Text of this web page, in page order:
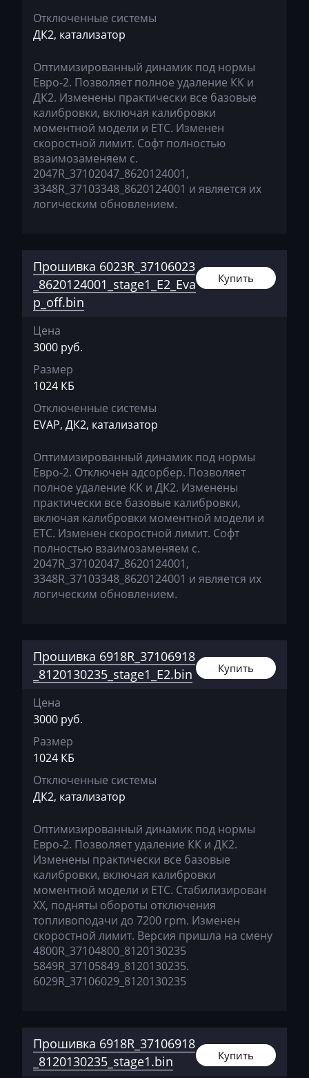
Farmtrac
FAW
Fendt
Fiat
Ford
Foton
Freightliner
Geely
Gehl
Genie
Genset
GMC
Great Wall
Grove
Groz
Hafei
Haima
Hamm
Hatz
Haval
Higer
Hitachi
Honda
Howo
Huanghai
Hummer
Hyster
Hyundai
Infiniti
International
Iran Khodro
Jac
Отключенные системы
ДК2, катализатор
Оптимизированный динамик под нормы
Евро-2. Позволяет полное удаление КК и
ДК2. Изменены практически все базовые
калибровки, включая калибровки
моментной модели и ЕТС. Изменен
скоростной лимит. Софт полностью
взаимозаменяем с.
2047R_37102047_8620124001,
3348R_37103348_8620124001 и является их
логическим обновлением.
Прошивка 6023R_37106023
_8620124001_stage1_E2_Eva
p_off.bin
Купить
Цена
3000 руб.
Размер
1024 КБ
Отключенные системы
EVAP, ДК2, катализатор
Оптимизированный динамик под нормы
Евро-2. Отключен адсорбер. Позволяет
полное удаление КК и ДК2. Изменены
практически все базовые калибровки,
включая калибровки моментной модели и
ЕТС. Изменен скоростной лимит. Софт
полностью взаимозаменяем с.
2047R_37102047_8620124001,
3348R_37103348_8620124001 и является их
логическим обновлением.
Прошивка 6918R_37106918
_8120130235_stage1_E2.bin
Купить
Цена
3000 руб.
Размер
1024 КБ
Отключенные системы
ДК2, катализатор
Оптимизированный динамик под нормы
Евро-2. Позволяет удаление КК и ДК2.
Изменены практически все базовые
калибровки, включая калибровки
моментной модели и ЕТС. Стабилизирован
ХХ, подняты обороты отключения
топливоподачи до 7200 rpm. Изменен
скоростной лимит. Версия пришла на смену
4800R_37104800_8120130235
5849R_37105849_8120130235.
6029R_37106029_8120130235
Прошивка 6918R_37106918
_8120130235_stage1.bin
Купить